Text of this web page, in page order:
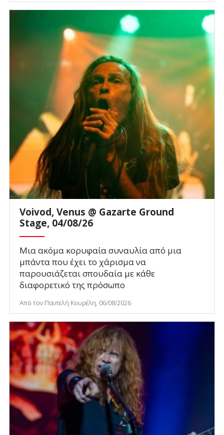
Voivod, Venus @ Gazarte Ground
Stage, 04/08/26
Μια ακόμα κορυφαία συναυλία από μια
μπάντα που έχει το χάρισμα να
παρουσιάζεται σπουδαία με κάθε
διαφορετικό της πρόσωπο
Από τον Παντελή Κουρέλη, 06/08/2026